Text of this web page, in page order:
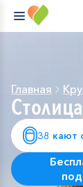
Главная
38 кают